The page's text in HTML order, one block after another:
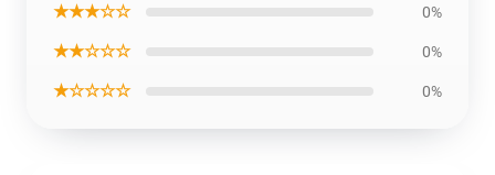
★★★☆☆ 0%
★★☆☆☆ 0%
★☆☆☆☆ 0%